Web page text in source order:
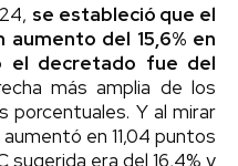
se estableció que el
del 15,6% en
el decretado fue del
más amplia de los
porcentuales. Y al mirar
en 11,04 puntos
sugerida era del 16,4% y